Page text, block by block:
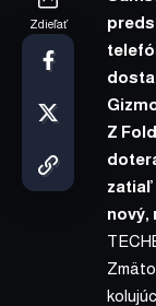
Zdieľať
Z
zatiaľ
nový,